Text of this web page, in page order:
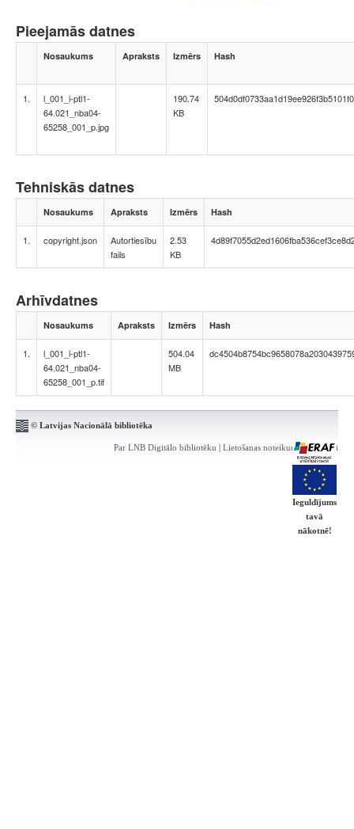
Pieejamās datnes
Nosaukums Apraksts Izmērs Hash
1.
l_001_i-ptl1-
64.021_nba04-
65258_001_p.jpg
190.74
KB
Tehniskās datnes
Nosaukums Apraksts Izmērs Hash
1. copyright.json
Autortiesību
fails
2.53
KB
Arhīvdatnes
Nosaukums Apraksts Izmērs Hash
1.
l_001_i-ptl1-
64.021_nba04-
65258_001_p.tif
504.04
MB
© Latvijas Nacionālā bibliotēka
Par LNB Digitālo bibliotēku | Lietošanas noteikumi | Kontakti
Ieguldījums
tavā
nākotnē!